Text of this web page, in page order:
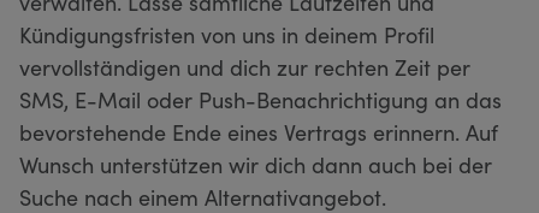
Kündigungsfristen von uns in deinem Profil
vervollständigen und dich zur rechten Zeit per
SMS, E-Mail oder Push-Benachrichtigung an das
bevorstehende Ende eines Vertrags erinnern. Auf
Wunsch unterstützen wir dich dann auch bei der
Suche nach einem Alternativangebot.